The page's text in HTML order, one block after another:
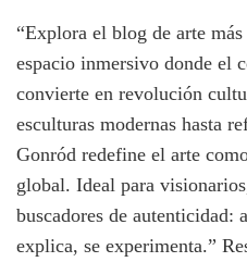
“Explora el blog de arte
espacio inmersivo donde el
convierte en revolución
esculturas modernas hasta
Gonród redefine el arte
global. Ideal para
buscadores de autenticidad:
explica, se experimenta.”